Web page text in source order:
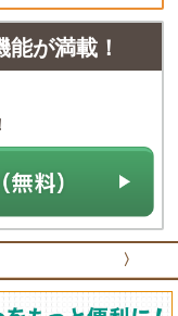
が満載！
〉